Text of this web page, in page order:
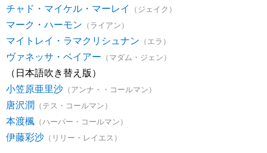
チャド・マイケル・マーレイ （ジェイク）
マーク・ハーモン （ライアン）
マイトレイ・ラマクリシュナン （エラ）
ヴァネッサ・ベイアー （マダム・ジェン）
（日本語吹き替え版）
小笠原亜里沙 （アンナ・・コールマン）
唐沢潤 （テス・コールマン）
本渡楓 （ハーパー・コールマン）
伊藤彩沙 （リリー・レイエス）